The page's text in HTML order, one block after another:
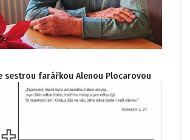
sestrou farářkou Alenou Plocarovou